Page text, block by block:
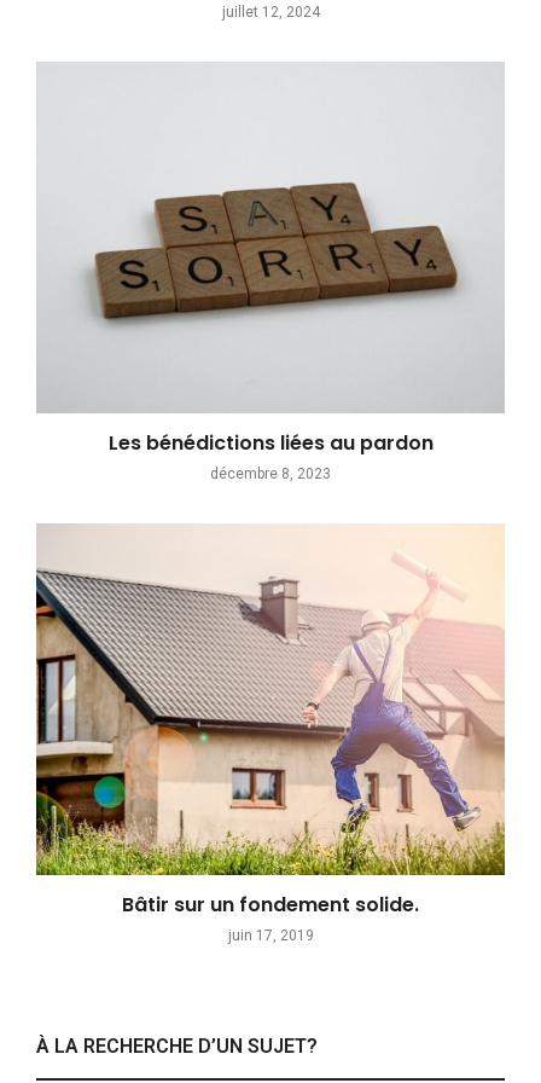
juillet 12, 2024
Les bénédictions liées au pardon
décembre 8, 2023
Bâtir sur un fondement solide.
juin 17, 2019
À LA RECHERCHE D’UN SUJET?